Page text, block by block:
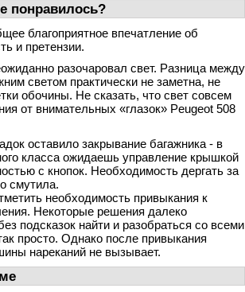
понравилось?
благоприятное впечатление об
и претензии.
разочаровал свет. Разница между
светом практически не заметна, не
обочины. Не сказать, что свет совсем
от внимательных «глазок» Peugeot 508
оставило закрывание багажника - в
класса ожидаешь управление крышкой
с кнопок. Необходимость дергать за
смутила.
необходимость привыкания к
Некоторые решения далеко
подсказок найти и разобраться со всеми
просто. Однако после привыкания
нареканий не вызывает.